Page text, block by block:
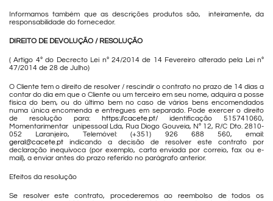
Informamos também que as descrições produtos são, inteiramente, da
responsabilidade do fornecedor.
DIREITO DE DEVOLUÇÃO / RESOLUÇÃO
( Artigo 4º do Decrecto Lei nº 24/2014 de 14 Fevereiro alterado pela Lei nº
47/2014 de 28 de Julho)
O Cliente tem o direito de resolver / rescindir o contrato no prazo de 14 dias a
contar do dia em que o Cliente ou um terceiro em seu nome, adquira a posse
física do bem, ou do último bem no caso de vários bens encomendados
numa única encomenda e entregues em separado. Pode exercer o direito
de resolução para: https://cacete.pt/ identificação 515741060,
Momentarimentar unipessoal Lda, Rua Diogo Gouveia, Nº 12, R/C Dto. 2810-
052 Laranjeiro, Telemóvel: (+351) 926 688 560, email:
geral@cacete.pt indicando a decisão de resolver este contrato por
declaração inequívoca (por exemplo, carta enviada por correio, fax ou e-
mail), a enviar antes do prazo referido no parágrafo anterior.
Efeitos da resolução
Se resolver este contrato, procederemos ao reembolso de todos os